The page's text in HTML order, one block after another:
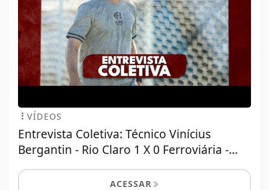
VÍDEOS
Entrevista Coletiva: Técnico Vinícius
Bergantin - Rio Claro 1 X 0 Ferroviária -...
ACESSAR